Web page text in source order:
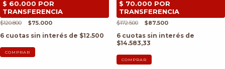
$120.800 $75.000
6 cuotas sin interés de $12.500
COMPRAR
$172.500 $87.500
6 cuotas sin interés de
$14.583,33
COMPRAR